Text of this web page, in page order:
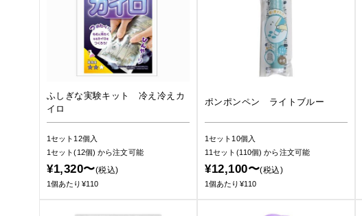
ふしぎな実験キット 冷え冷えカ
イロ
1セット12個入
1セット(12個)から注文可能
¥1,320〜(税込)
1個あたり¥110
ポンポンペン ライトブルー
1セット10個入
11セット(110個)から注文可能
¥12,100〜(税込)
1個あたり¥110